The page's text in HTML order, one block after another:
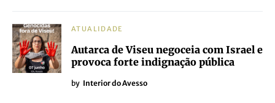
ATUALIDADE
Autarca de Viseu negoceia com Israel e
provoca forte indignação pública
by Interior do Avesso